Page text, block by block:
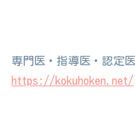
専門医・指導医・認定
https://